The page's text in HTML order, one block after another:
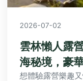
2026-07-02
雲林懶人露
海秘境，豪
想體驗露營樂趣